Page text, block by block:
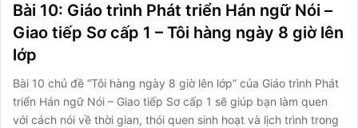
Bài 10: Giáo trình Phát triển Hán ngữ Nói –
Giao tiếp Sơ cấp 1 – Tôi hàng ngày 8 giờ lên
lớp
Bài 10 chủ đề “Tôi hàng ngày 8 giờ lên lớp” của Giáo trình Phát
triển Hán ngữ Nói – Giao tiếp Sơ cấp 1 sẽ giúp bạn làm quen
với cách nói về thời gian, thói quen sinh hoạt và lịch trình trong